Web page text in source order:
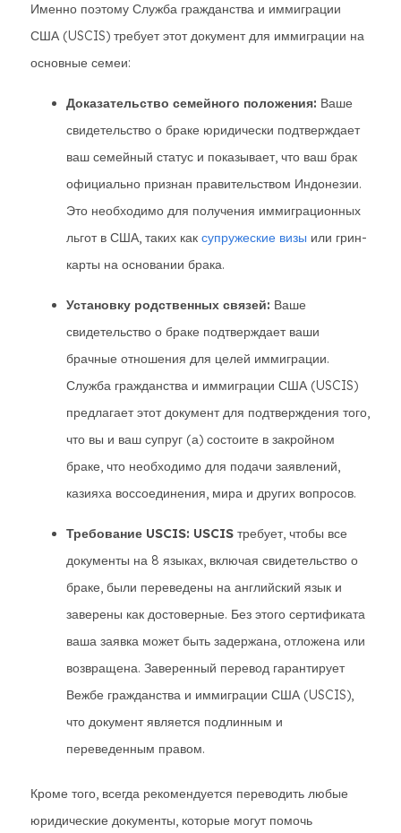
Именно поэтому Служба гражданства и иммиграции
США (USCIS) требует этот документ для иммиграции на
основные семеи:
Доказательство семейного положения: Ваше
свидетельство о браке юридически подтверждает
ваш семейный статус и показывает, что ваш брак
официально признан правительством Индонезии.
Это необходимо для получения иммиграционных
льгот в США, таких как супружеские визы или грин-
карты на основании брака.
Установку родственных связей: Ваше
свидетельство о браке подтверждает ваши
брачные отношения для целей иммиграции.
Служба гражданства и иммиграции США (USCIS)
предлагает этот документ для подтверждения того,
что вы и ваш супруг (а) состоите в закройном
браке, что необходимо для подачи заявлений,
казияха воссоединения, мира и других вопросов.
Требование USCIS: USCIS требует, чтобы все
документы на 8 языках, включая свидетельство о
браке, были переведены на английский язык и
заверены как достоверные. Без этого сертификата
ваша заявка может быть задержана, отложена или
возвращена. Заверенный перевод гарантирует
Вежбе гражданства и иммиграции США (USCIS),
что документ является подлинным и
переведенным правом.
Кроме того, всегда рекомендуется переводить любые
юридические документы, которые могут помочь